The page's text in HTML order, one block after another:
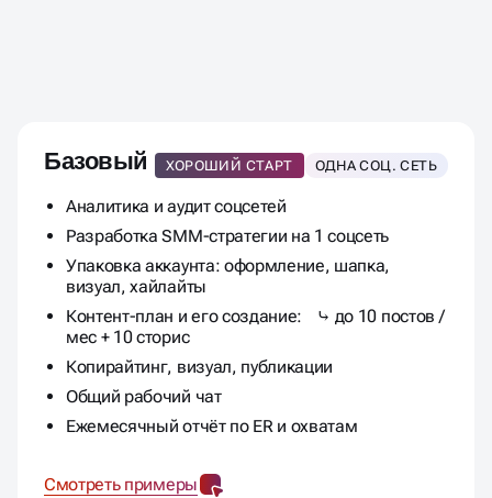
ПРОДВИЖЕНИЯ
Базовый ХОРОШИЙ СТАРТ ОДНА СОЦ. СЕТЬ
Аналитика и аудит соцсетей
Разработка SMM-стратегии на 1 соцсеть
Упаковка аккаунта: оформление, шапка,
визуал, хайлайты
Контент-план и его создание: ⤷ до 10 постов /
мес + 10 сторис
Копирайтинг, визуал, публикации
Общий рабочий чат
Ежемесячный отчёт по ER и охватам
Смотреть примеры